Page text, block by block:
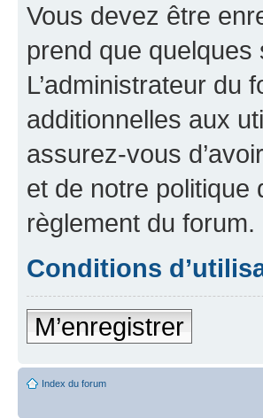
Vous devez être
prend que
L’administrateur du
additionnelles aux
assurez-vous
et de notre politique
règlement du forum.
Conditions
M’enregistrer
Index du forum